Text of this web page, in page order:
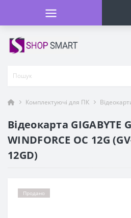
Комплектуючі для ПК
Відеокарта GIGABYTE
WINDFORCE OC 12G
12GD)
Продано